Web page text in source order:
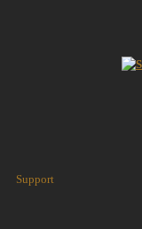
Support